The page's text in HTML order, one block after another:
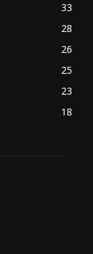
33
28
26
25
23
18